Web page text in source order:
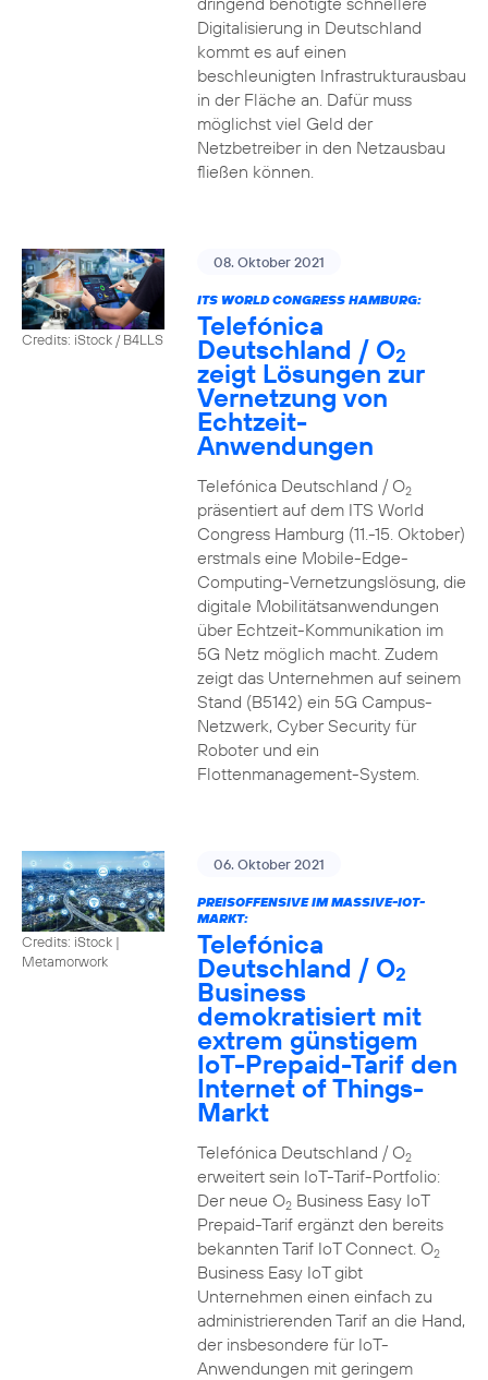
Digitalisierung in Deutschland
kommt es auf einen
beschleunigten Infrastrukturausbau
in der Fläche an. Dafür muss
möglichst viel Geld der
Netzbetreiber in den Netzausbau
fließen können.
Credits: iStock / B4LLS
08. Oktober 2021
ITS WORLD CONGRESS HAMBURG:
Telefónica
Deutschland / O2
zeigt Lösungen zur
Vernetzung von
Echtzeit-
Anwendungen
Telefónica Deutschland / O2
präsentiert auf dem ITS World
Congress Hamburg (11.-15. Oktober)
erstmals eine Mobile-Edge-
Computing-Vernetzungslösung, die
digitale Mobilitätsanwendungen
über Echtzeit-Kommunikation im
5G Netz möglich macht. Zudem
zeigt das Unternehmen auf seinem
Stand (B5142) ein 5G Campus-
Netzwerk, Cyber Security für
Roboter und ein
Flottenmanagement-System.
Credits: iStock |
Metamorwork
06. Oktober 2021
PREISOFFENSIVE IM MASSIVE-IOT-
MARKT:
Telefónica
Deutschland / O2
Business
demokratisiert mit
extrem günstigem
IoT-Prepaid-Tarif den
Internet of Things-
Markt
Telefónica Deutschland / O2
erweitert sein IoT-Tarif-Portfolio:
Der neue O2Business Easy IoT
Prepaid-Tarif ergänzt den bereits
bekannten Tarif IoT Connect. O2
Business Easy IoT gibt
Unternehmen einen einfach zu
administrierenden Tarif an die Hand,
der insbesondere für IoT-
Anwendungen mit geringem